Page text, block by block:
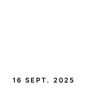
16 SEPT. 2025